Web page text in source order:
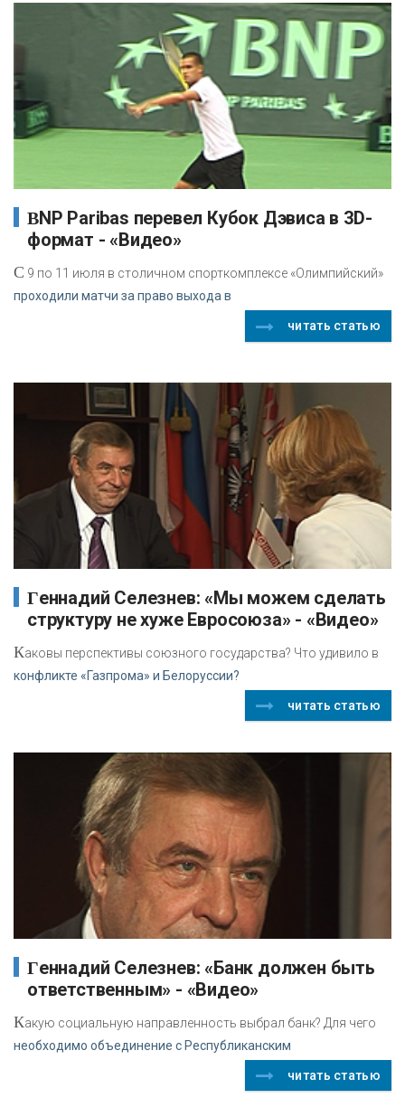
BNP Paribas перевел Кубок Дэвиса в 3D-
формат - «Видео»
С 9 по 11 июля в столичном спорткомплексе «Олимпийский»
проходили матчи за право выхода в
читать статью
Геннадий Селезнев: «Мы можем сделать
структуру не хуже Евросоюза» - «Видео»
Каковы перспективы cоюзного государства? Что удивило в
конфликте «Газпрома» и Белоруссии?
читать статью
Геннадий Селезнев: «Банк должен быть
ответственным» - «Видео»
Какую социальную направленность выбрал банк? Для чего
необходимо объединение с Республиканским
читать статью